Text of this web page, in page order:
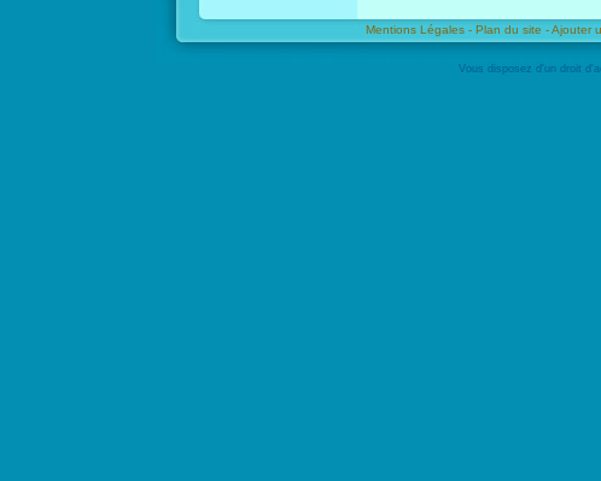
Mentions Légales - Plan du site -Ajouter
Vous disposez d'un droit